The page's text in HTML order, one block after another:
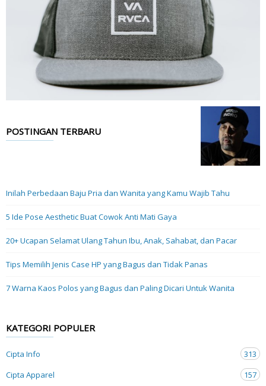
POSTINGAN TERBARU
Inilah Perbedaan Baju Pria dan Wanita yang Kamu Wajib Tahu
5 Ide Pose Aesthetic Buat Cowok Anti Mati Gaya
20+ Ucapan Selamat Ulang Tahun Ibu, Anak, Sahabat, dan Pacar
Tips Memilih Jenis Case HP yang Bagus dan Tidak Panas
7 Warna Kaos Polos yang Bagus dan Paling Dicari Untuk Wanita
KATEGORI POPULER
Cipta Info
313
Cipta Apparel
157